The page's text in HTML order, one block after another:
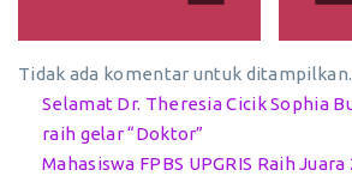
Tidak ada komentar untuk ditampilkan.
Selamat Dr. Theresia Cicik Sophia
raih gelar “Doktor”
Mahasiswa FPBS UPGRIS Raih